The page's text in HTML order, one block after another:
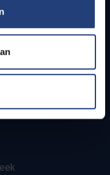
scholen